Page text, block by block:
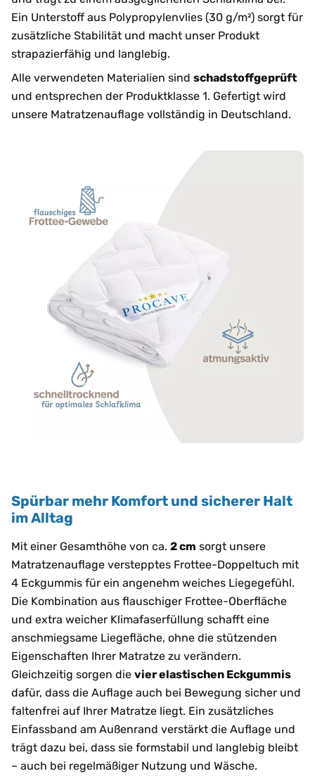
Ein Unterstoff aus Polypropylenvlies (30 g/m²) sorgt für
zusätzliche Stabilität und macht unser Produkt
strapazierfähig und langlebig.
Alle verwendeten Materialien sind schadstoffgeprüft
und entsprechen der Produktklasse 1. Gefertigt wird
unsere Matratzenauflage vollständig in Deutschland.
Spürbar mehr Komfort und sicherer Halt
im Alltag
Mit einer Gesamthöhe von ca. 2 cm sorgt unsere
Matratzenauflage verstepptes Frottee-Doppeltuch mit
4 Eckgummis für ein angenehm weiches Liegegefühl.
Die Kombination aus flauschiger Frottee-Oberfläche
und extra weicher Klimafaserfüllung schafft eine
anschmiegsame Liegefläche, ohne die stützenden
Eigenschaften Ihrer Matratze zu verändern.
Gleichzeitig sorgen die vier elastischen Eckgummis
dafür, dass die Auflage auch bei Bewegung sicher und
faltenfrei auf Ihrer Matratze liegt. Ein zusätzliches
Einfassband am Außenrand verstärkt die Auflage und
trägt dazu bei, dass sie formstabil und langlebig bleibt
– auch bei regelmäßiger Nutzung und Wäsche.